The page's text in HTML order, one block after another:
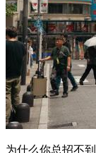
为什么你总招不